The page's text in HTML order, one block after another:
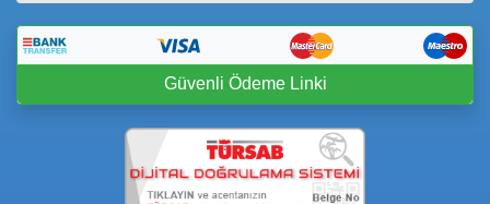
Güvenli Ödeme Linki